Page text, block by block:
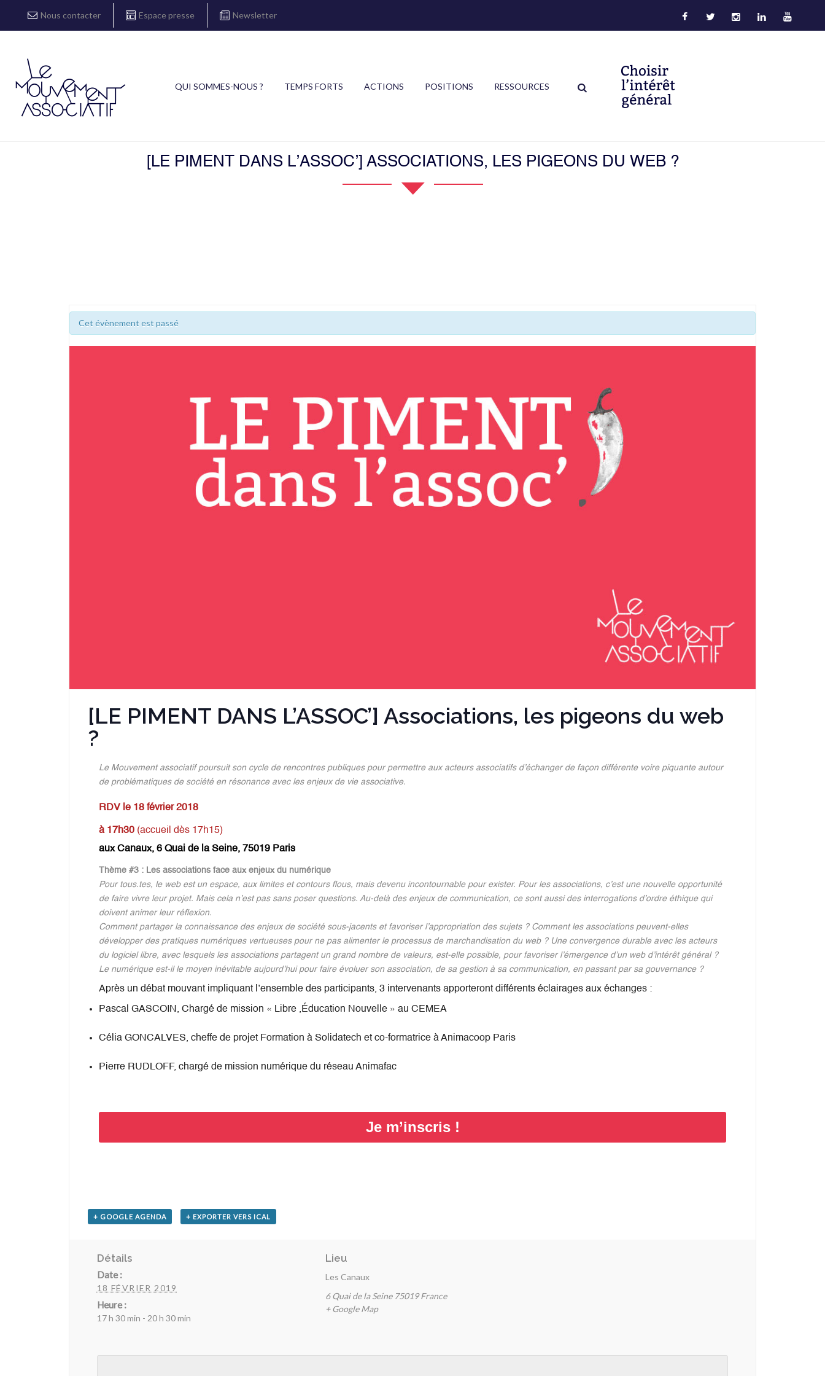
Nous contacter Espace presse Newsletter
QUI SOMMES-NOUS ? TEMPS FORTS ACTIONS POSITIONS RESSOURCES
[LE PIMENT DANS L’ASSOC’] ASSOCIATIONS, LES PIGEONS DU WEB ?
Cet évènement est passé
[LE PIMENT DANS L’ASSOC’] Associations, les pigeons du web
?
Le Mouvement associatif poursuit son cycle de rencontres publiques pour permettre aux acteurs associatifs d’échanger de façon différente voire piquante autour
de problématiques de société en résonance avec les enjeux de vie associative.
RDV le 18 février 2018
à 17h30 (accueil dès 17h15)
aux Canaux, 6 Quai de la Seine, 75019 Paris
Thème #3 : Les associations face aux enjeux du numérique
Pour tous.tes, le web est un espace, aux limites et contours flous, mais devenu incontournable pour exister. Pour les associations, c’est une nouvelle opportunité
de faire vivre leur projet. Mais cela n’est pas sans poser questions. Au-delà des enjeux de communication, ce sont aussi des interrogations d’ordre éthique qui
doivent animer leur réflexion.
Comment partager la connaissance des enjeux de société sous-jacents et favoriser l’appropriation des sujets ? Comment les associations peuvent-elles
développer des pratiques numériques vertueuses pour ne pas alimenter le processus de marchandisation du web ? Une convergence durable avec les acteurs
du logiciel libre, avec lesquels les associations partagent un grand nombre de valeurs, est-elle possible, pour favoriser l’émergence d’un web d’intérêt général ?
Le numérique est-il le moyen inévitable aujourd’hui pour faire évoluer son association, de sa gestion à sa communication, en passant par sa gouvernance ?
Après un débat mouvant impliquant l’ensemble des participants, 3 intervenants apporteront différents éclairages aux échanges :
Pascal GASCOIN, Chargé de mission « Libre ,Éducation Nouvelle » au CEMEA
Célia GONCALVES, cheffe de projet Formation à Solidatech et co-formatrice à Animacoop Paris
Pierre RUDLOFF, chargé de mission numérique du réseau Animafac
Je m’inscris !
+ GOOGLE AGENDA + EXPORTER VERS ICAL
Détails
Date :
18 FÉVRIER 2019
Heure :
17 h 30 min - 20 h 30 min
Lieu
Les Canaux
6 Quai de la Seine 75019 France
+ Google Map